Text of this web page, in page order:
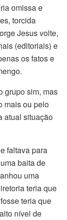
omissa e
torcida
Jesus volte,
(editoriais) e
os fatos e
grupo sim, mas
mais ou pelo
atual situação
faltava para
baita de
uma
teria que
teria que
nível de